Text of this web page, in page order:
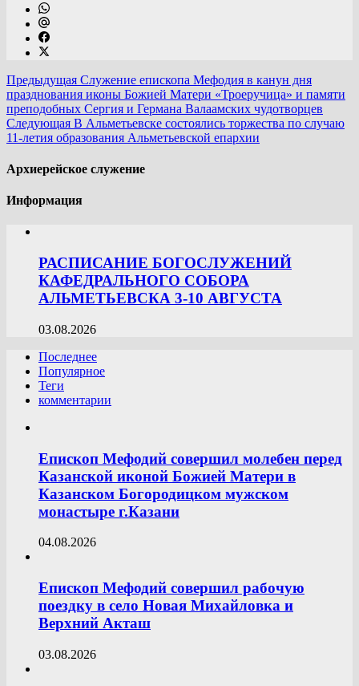
Предыдущая Служение епископа Мефодия в канун дня
празднования иконы Божией Матери «Троеручица» и памяти
преподобных Сергия и Германа Валаамских чудотворцев
Следующая В Альметьевске состоялись торжества по случаю
11-летия образования Альметьевской епархии
Архиерейское служение
Информация
РАСПИСАНИЕ БОГОСЛУЖЕНИЙ
КАФЕДРАЛЬНОГО СОБОРА
АЛЬМЕТЬЕВСКА 3-10 АВГУСТА
03.08.2026
Последнее
Популярное
Теги
комментарии
Епископ Мефодий совершил молебен перед
Казанской иконой Божией Матери в
Казанском Богородицком мужском
монастыре г.Казани
04.08.2026
Епископ Мефодий совершил рабочую
поездку в село Новая Михайловка и
Верхний Акташ
03.08.2026